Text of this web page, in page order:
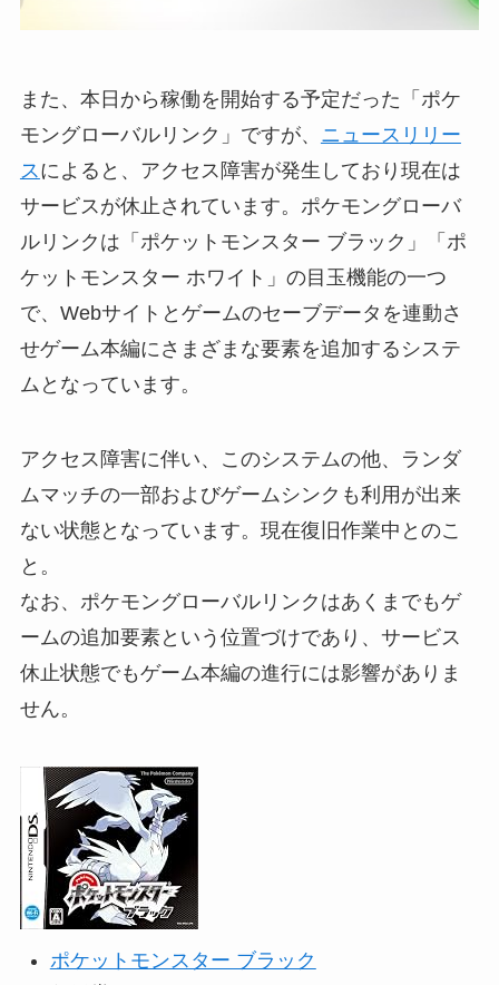
また、本日から稼働を開始する予定だった「ポケ
モングローバルリンク」ですが、 ニュースリリー
ス によると、アクセス障害が発生しており現在は
サービスが休止されています。ポケモングローバ
ルリンクは「ポケットモンスター ブラック」「ポ
ケットモンスター ホワイト」の目玉機能の一つ
で、Webサイトとゲームのセーブデータを連動さ
せゲーム本編にさまざまな要素を追加するシステ
ムとなっています。
アクセス障害に伴い、このシステムの他、ランダ
ムマッチの一部およびゲームシンクも利用が出来
ない状態となっています。現在復旧作業中とのこ
と。
なお、ポケモングローバルリンクはあくまでもゲ
ームの追加要素という位置づけであり、サービス
休止状態でもゲーム本編の進行には影響がありま
せん。
ポケットモンスター ブラック